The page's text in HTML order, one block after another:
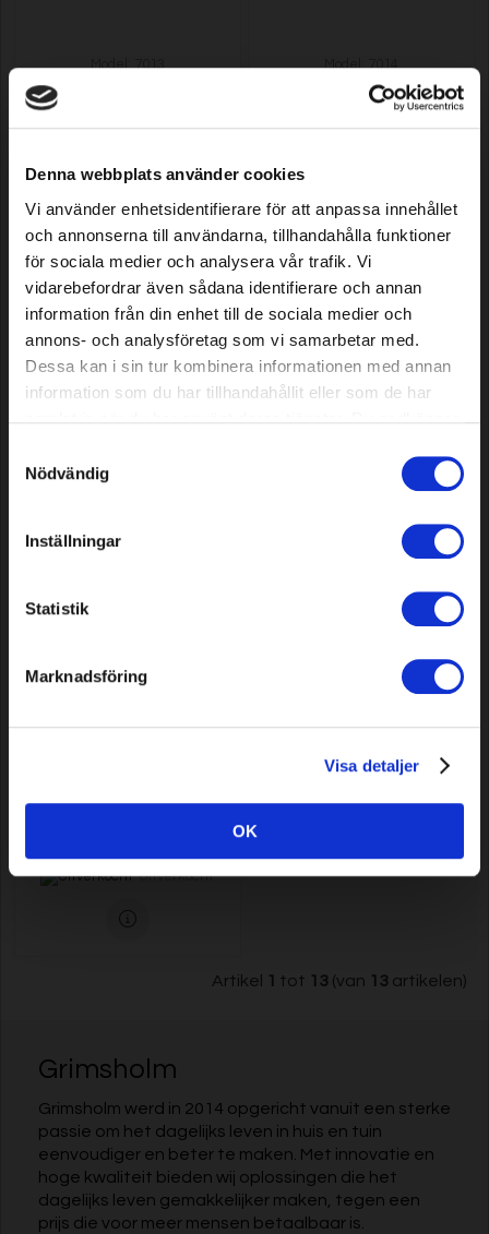
Denna webbplats använder cookies
Vi använder enhetsidentifierare för att anpassa innehållet
och annonserna till användarna, tillhandahålla funktioner
för sociala medier och analysera vår trafik. Vi
vidarebefordrar även sådana identifierare och annan
information från din enhet till de sociala medier och
annons- och analysföretag som vi samarbetar med.
Dessa kan i sin tur kombinera informationen med annan
information som du har tillhandahållit eller som de har
Nödvändig
Inställningar
Statistik
Marknadsföring
Visa detaljer
OK
93,49 EUR
In voorraad
Chassisdraadinsteekset voor
3,39 EUR
Chassi schroefdraadinzetset voor
In voorraad
Uitverkocht
Artikel 1 tot 13 (van 13 artikelen)
Grimsholm
Grimsholm werd in 2014 opgericht vanuit een sterke
passie om het dagelijks leven in huis en tuin
eenvoudiger en beter te maken. Met innovatie en
hoge kwaliteit bieden wij oplossingen die het
dagelijks leven gemakkelijker maken, tegen een
prijs die voor meer mensen betaalbaar is.